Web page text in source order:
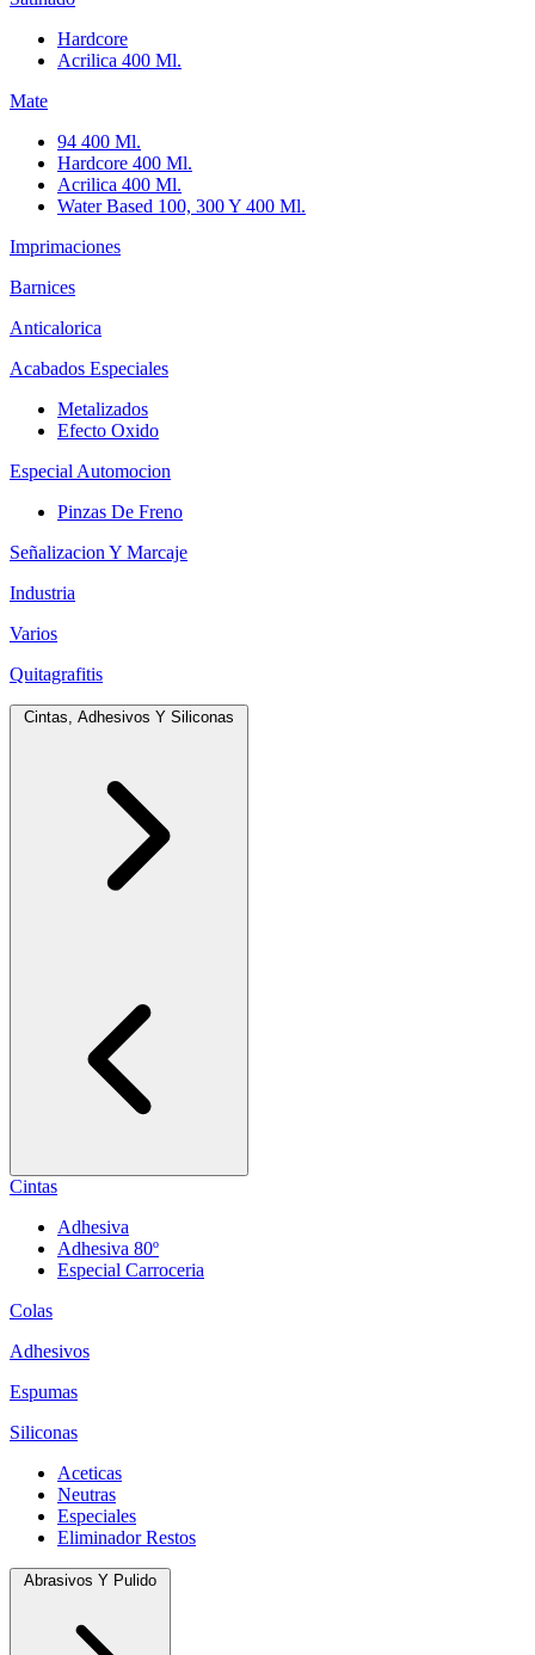
Hardcore
Acrilica 400 Ml.
Mate
94 400 Ml.
Hardcore 400 Ml.
Acrilica 400 Ml.
Water Based 100, 300 Y 400 Ml.
Imprimaciones
Barnices
Anticalorica
Acabados Especiales
Metalizados
Efecto Oxido
Especial Automocion
Pinzas De Freno
Señalizacion Y Marcaje
Industria
Varios
Quitagrafitis
Cintas, Adhesivos Y Siliconas
Cintas
Adhesiva
Adhesiva 80º
Especial Carroceria
Colas
Adhesivos
Espumas
Siliconas
Aceticas
Neutras
Especiales
Eliminador Restos
Abrasivos Y Pulido